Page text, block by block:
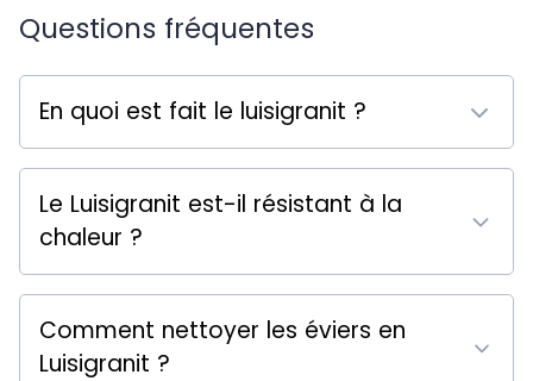
Questions fréquentes
En quoi est fait le luisigranit ?
Le Luisigranit est-il résistant à la
chaleur ?
Comment nettoyer les éviers en
Luisigranit ?